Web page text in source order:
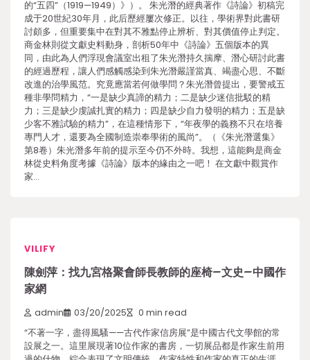
的“五四”（1919—1949）》）。 朱光潛的經典著作《詩論》初稿完
成于20世紀30年月，此后歷經屢次修正。以往，學術界對此書研
討頗多，但重要集中在對其不雅點停止辨析、對其價值停止判定。
商金林則從文獻史料動身，剖析50年中《詩論》五個版本的異
同，由此為人們浮現會議室出租了朱光潛持久揣摩、潛心研討此書
的經過歷程，讓人們感觸感染到朱光潛嚴謹當真、竭盡心思、不斷
改進的治學風范。究竟應當若何做學問？朱光潛曾提出，要警戒五
種非學問精力，“一是缺少真諦的精力；二是缺少迷信批駁的精
力；三是缺少虔誠扎實的精力；四是缺少自力發明的精力；五是缺
少客不雅試驗的精力”，在這種情形下，“年夜學的義務不只在培養
專門人才，還要為全國制造崇奉學術的風尚”。（《朱光潛選集》
第8卷）朱光潛多年前的提示至今仍不外時。我想，這能夠是商金
林從史料角度考據《詩論》版本的緣由之一吧！ 在文獻中觀賞作
家…
VILIFY
陳劍萍：找九宮格聚會師長教師的座椅–文史–中國作
家網
admin 03/20/2025 0 min read
“不著一字，盡得風騷——古代作家信房展”是中國古代文學館的常
設展之一。這里展現著10位作家的書房，一切展品都是作家生前用